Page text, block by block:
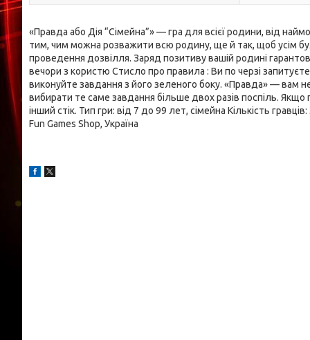
«Правда або Дія “Сімейна”» — гра для всієї родини, від
тим, чим можна розважити всю родину, ще й так, щоб усім
проведення дозвілля. Заряд позитиву вашій родині
вечори з користю Стисло про правила : Ви по черзі
виконуйте завдання з його зеленого боку. «Правда» — вам
вибирати те саме завдання більше двох разів поспіль.
інший стік. Тип гри: від 7 до 99 лет, сімейна Кількість
Fun Games Shop, Україна